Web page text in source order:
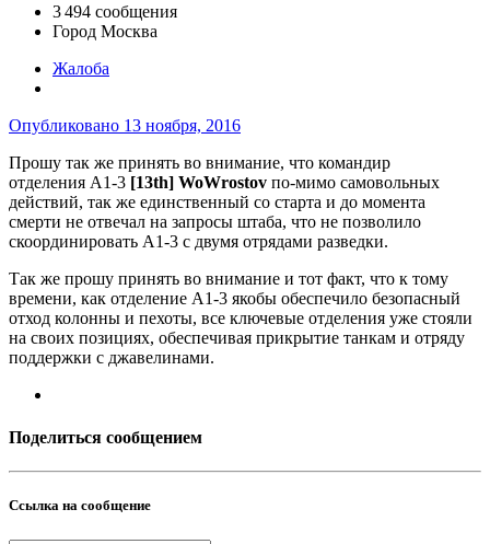
3 494 сообщения
Город Москва
Жалоба
Опубликовано 13 ноября, 2016
Прошу так же принять во внимание, что командир
отделения А1-3 [13th] WoWrostov по-мимо самовольных
действий, так же единственный со старта и до момента
смерти не отвечал на запросы штаба, что не позволило
скоординировать А1-3 с двумя отрядами разведки.
Так же прошу принять во внимание и тот факт, что к тому
времени, как отделение А1-3 якобы обеспечило безопасный
отход колонны и пехоты, все ключевые отделения уже стояли
на своих позициях, обеспечивая прикрытие танкам и отряду
поддержки с джавелинами.
Поделиться сообщением
Ссылка на сообщение